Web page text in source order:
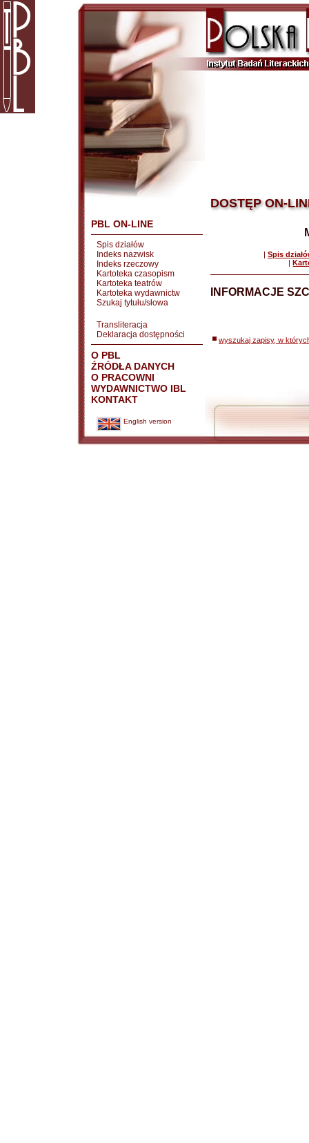
PBL ON-LINE
Spis działów
Indeks nazwisk
Indeks rzeczowy
Kartoteka czasopism
Kartoteka teatrów
Kartoteka wydawnictw
Szukaj tytułu/słowa
Transliteracja
Deklaracja dostępności
O PBL
ŹRÓDŁA DANYCH
O PRACOWNI
WYDAWNICTWO IBL
KONTAKT
English version
DOSTĘP ON-
| Spis
|
INFORMACJE
wyszukaj zapisy, w